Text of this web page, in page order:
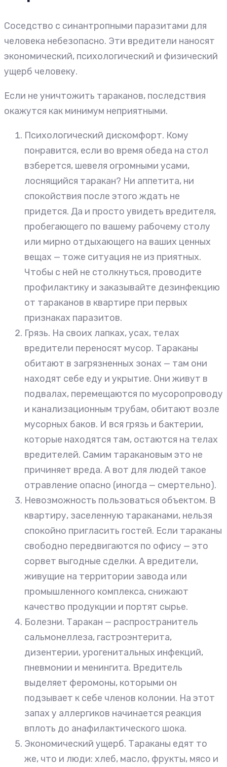
Соседство с синантропными паразитами для
человека небезопасно. Эти вредители наносят
экономический, психологический и физический
ущерб человеку.
Если не уничтожить тараканов, последствия
окажутся как минимум неприятными.
Психологический дискомфорт. Кому
понравится, если во время обеда на стол
взберется, шевеля огромными усами,
лоснящийся таракан? Ни аппетита, ни
спокойствия после этого ждать не
придется. Да и просто увидеть вредителя,
пробегающего по вашему рабочему столу
или мирно отдыхающего на ваших ценных
вещах — тоже ситуация не из приятных.
Чтобы с ней не столкнуться, проводите
профилактику и заказывайте дезинфекцию
от тараканов в квартире при первых
признаках паразитов.
Грязь. На своих лапках, усах, телах
вредители переносят мусор. Тараканы
обитают в загрязненных зонах — там они
находят себе еду и укрытие. Они живут в
подвалах, перемещаются по мусоропроводу
и канализационным трубам, обитают возле
мусорных баков. И вся грязь и бактерии,
которые находятся там, остаются на телах
вредителей. Самим таракановым это не
причиняет вреда. А вот для людей такое
отравление опасно (иногда — смертельно).
Невозможность пользоваться объектом. В
квартиру, заселенную тараканами, нельзя
спокойно пригласить гостей. Если тараканы
свободно передвигаются по офису — это
сорвет выгодные сделки. А вредители,
живущие на территории завода или
промышленного комплекса, снижают
качество продукции и портят сырье.
Болезни. Таракан — распространитель
сальмонеллеза, гастроэнтерита,
дизентерии, урогенитальных инфекций,
пневмонии и менингита. Вредитель
выделяет феромоны, которыми он
подзывает к себе членов колонии. На этот
запах у аллергиков начинается реакция
вплоть до анафилактического шока.
Экономический ущерб. Тараканы едят то
же, что и люди: хлеб, масло, фрукты, мясо и